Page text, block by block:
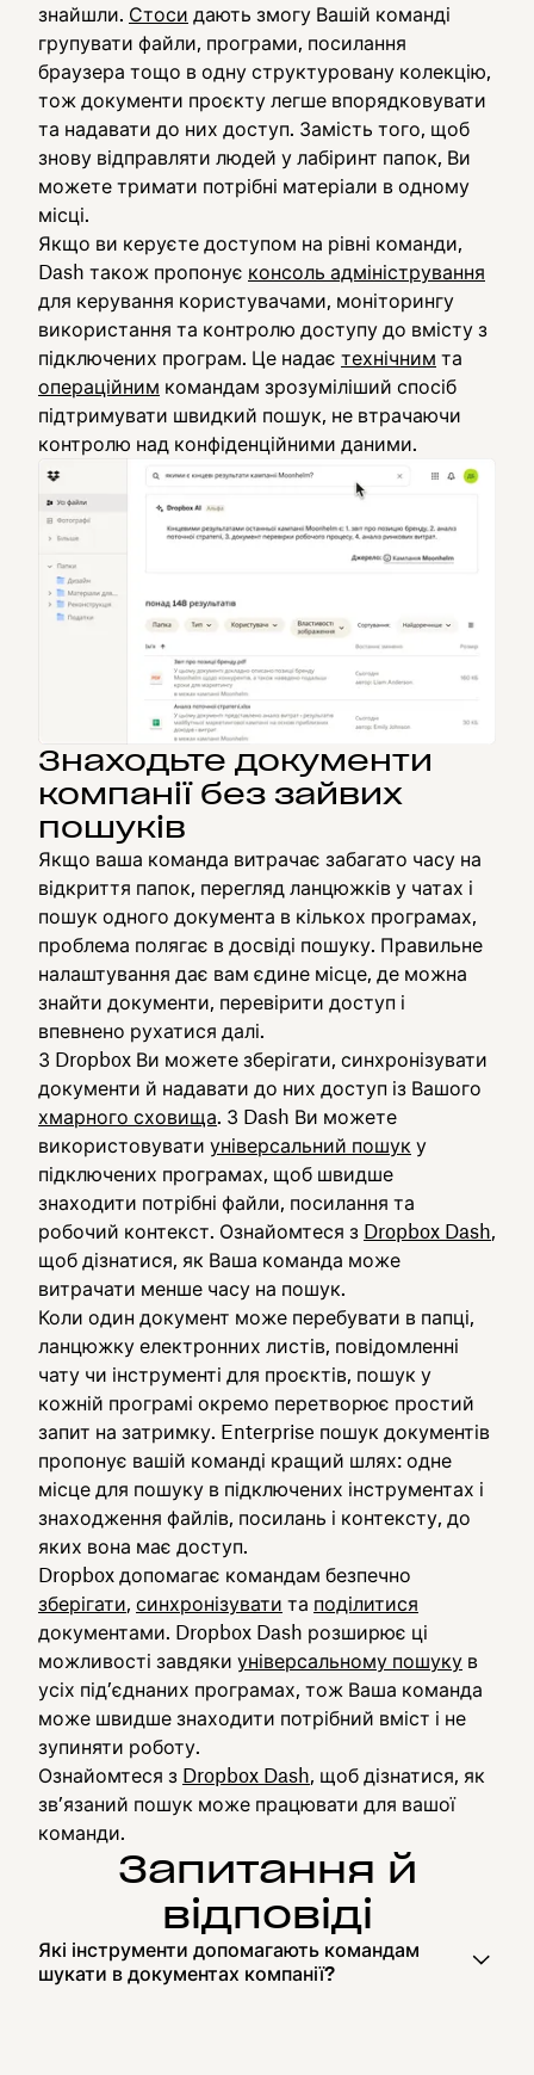
знайшли. Стоси дають змогу Вашій команді
групувати файли, програми, посилання
браузера тощо в одну структуровану колекцію,
тож документи проєкту легше впорядковувати
та надавати до них доступ. Замість того, щоб
знову відправляти людей у лабіринт папок, Ви
можете тримати потрібні матеріали в одному
місці.
Якщо ви керуєте доступом на рівні команди,
Dash також пропонує консоль адміністрування
для керування користувачами, моніторингу
використання та контролю доступу до вмісту з
підключених програм. Це надає технічним та
операційним командам зрозуміліший спосіб
підтримувати швидкий пошук, не втрачаючи
контролю над конфіденційними даними.
Знаходьте документи
компанії без зайвих
пошуків
Якщо ваша команда витрачає забагато часу на
відкриття папок, перегляд ланцюжків у чатах і
пошук одного документа в кількох програмах,
проблема полягає в досвіді пошуку. Правильне
налаштування дає вам єдине місце, де можна
знайти документи, перевірити доступ і
впевнено рухатися далі.
З Dropbox Ви можете зберігати, синхронізувати
документи й надавати до них доступ із Вашого
хмарного сховища. З Dash Ви можете
використовувати універсальний пошук у
підключених програмах, щоб швидше
знаходити потрібні файли, посилання та
робочий контекст. Ознайомтеся з Dropbox Dash,
щоб дізнатися, як Ваша команда може
витрачати менше часу на пошук.
Коли один документ може перебувати в папці,
ланцюжку електронних листів, повідомленні
чату чи інструменті для проєктів, пошук у
кожній програмі окремо перетворює простий
запит на затримку. Enterprise пошук документів
пропонує вашій команді кращий шлях: одне
місце для пошуку в підключених інструментах і
знаходження файлів, посилань і контексту, до
яких вона має доступ.
Dropbox допомагає командам безпечно
зберігати, синхронізувати та поділитися
документами. Dropbox Dash розширює ці
можливості завдяки універсальному пошуку в
усіх під’єднаних програмах, тож Ваша команда
може швидше знаходити потрібний вміст і не
зупиняти роботу.
Ознайомтеся з Dropbox Dash, щоб дізнатися, як
зв’язаний пошук може працювати для вашої
команди.
Запитання й
відповіді
Які інструменти допомагають командам
шукати в документах компанії?